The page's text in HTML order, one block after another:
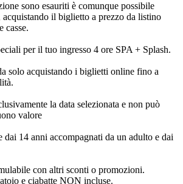
sono esauriti è comunque possibile
acquistando il biglietto a prezzo da listino
casse.
per il tuo ingresso 4 ore SPA + Splash.
solo acquistando i biglietti online fino a
la data selezionata e non può
valore
dai 14 anni accompagnati da un adulto e dai
con altri sconti o promozioni.
e ciabatte NON incluse.